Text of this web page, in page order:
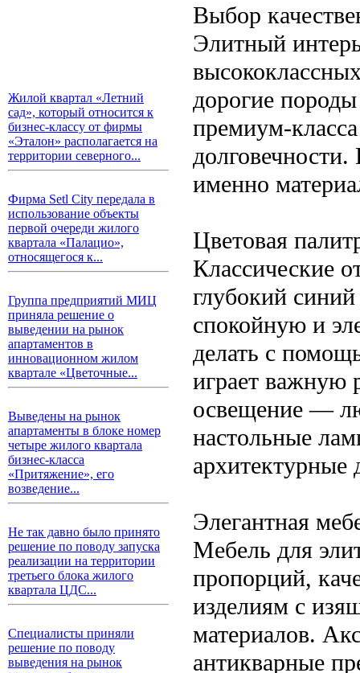
Жилой квартал «Летний
сад», который относится к
бизнес-классу от фирмы
«Эталон» располагается на
территории северного...
Фирма Setl City передала в
использование объекты
первой очереди жилого
квартала «Палацио»,
относящегося к...
Группа предприятий МИЦ
приняла решение о
выведении на рынок
апартаментов в
инновационном жилом
квартале «Цветочные...
Выведены на рынок
апартаменты в блоке номер
четыре жилого квартала
бизнес-класса
«Притяжение», его
возведение...
Не так давно было принято
решение по поводу запуска
реализации на территории
третьего блока жилого
квартала ЦДС...
Специалисты приняли
решение по поводу
выведения на рынок
Выбор
Элитный
дорогие
премиум-
именно
Цветовая
Классические
глубокий
спокойную и
делать с
играет важную
освещение —
настольные
архитектурные
Элегантная
Мебель для
пропорций,
изделиям с
материалов.
антикварные